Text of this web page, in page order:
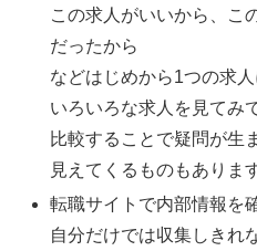
この求人がいいから、こ
だったから
などはじめから1つの求
いろいろな求人を見てみ
比較することで疑問が生
見えてくるものもありま
転職サイトで内部情報を
自分だけでは収集しきれ